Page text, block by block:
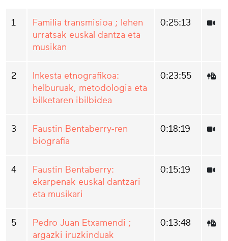
1
Familia transmisioa ; lehen
urratsak euskal dantza eta
musikan
0:25:13
2
Inkesta etnografikoa:
helburuak, metodologia eta
bilketaren ibilbidea
0:23:55
3
Faustin Bentaberry-ren
biografia
0:18:19
4
Faustin Bentaberry:
ekarpenak euskal dantzari
eta musikari
0:15:19
5
Pedro Juan Etxamendi ;
argazki iruzkinduak
0:13:48